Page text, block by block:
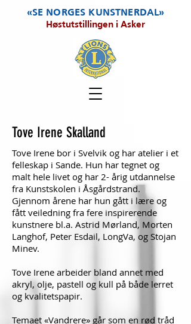
«SE NORGES KUNSTNERDAL»
Høstutstillingen i Asker
Tove Irene Skalland
Tove Irene bor i Svelvik og har atelier i et
felleskap i Sande. Hun har tegnet og
malt hele livet og har 2- årig utdannelse
fra Kunstskolen i Åsgårdstrand.
Gjennom årene har hun gått i lære og
fått veiledning fra fere inspirerende
kunstnere bl.a. Astrid Mørland, Morten
Langhof, Peter Esdail, LongVa, og Stojan
Minev.
Tove Irene arbeider bland annet med
akryl, olje, pastell og kull på både lerret
og kvalitetspapir.
Temaet «Vandrere» går som en rød tråd